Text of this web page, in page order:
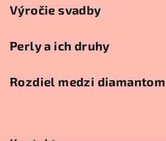
Výročie svadby
Perly a ich druhy
Rozdiel medzi